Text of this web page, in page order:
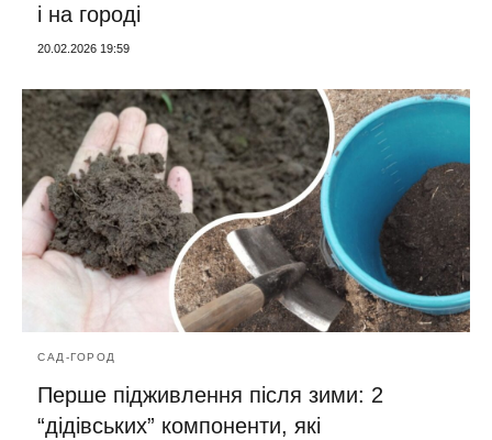
і на городі
20.02.2026 19:59
САД-ГОРОД
Перше підживлення після зими: 2
“дідівських” компоненти, які